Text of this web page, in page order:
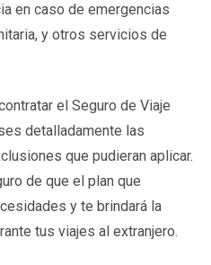
en caso de emergencias
y otros servicios de
el Seguro de Viaje
detalladamente las
que pudieran aplicar.
de que el plan que
y te brindará la
tus viajes al extranjero.